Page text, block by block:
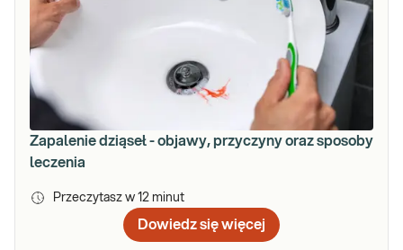
Zapalenie dziąseł - objawy, przyczyny oraz sposoby
leczenia
Przeczytasz w 12 minut
Dowiedz się więcej